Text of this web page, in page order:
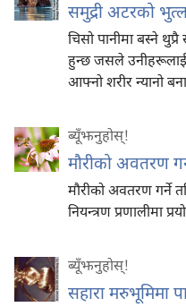
समुद्री अटरको
चिसो पानीमा बस्ने
हुन्छ जसले उनीहरूलाई
आफ्नो शरीर न्यानो
ब्यूँझनुहोस्!
मौरीको अवतरण
मौरीको अवतरण गर्ने
नियन्त्रण प्रणालीमा
ब्यूँझनुहोस्!
सहारा मरुभूमिमा